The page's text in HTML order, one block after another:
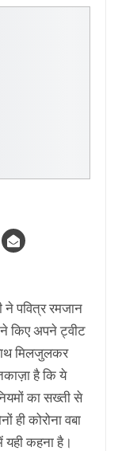
ने पवित्र रमजान
किए अपने ट्वीट
मिलजुलकर
है कि ये
का सख्ती से
ही कोरोना वबा
यही कहना है।